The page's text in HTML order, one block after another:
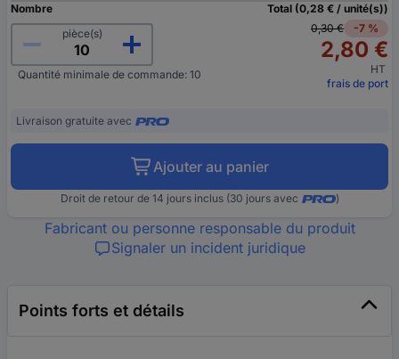
Nombre
pièce(s)
Quantité minimale de commande: 10
Total (0,28 € / unité(s))
0,30 €
-7 %
2,80 €
HT
frais de port
Livraison gratuite avec
Ajouter au panier
Droit de retour de 14 jours inclus (30 jours avec )
Fabricant ou personne responsable du produit
Signaler un incident juridique
Points forts et détails